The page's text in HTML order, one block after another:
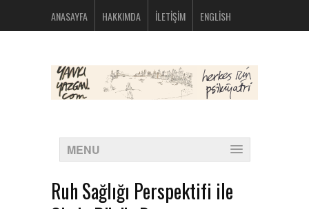
kors
ANASAYFA HAKKIMDA İLETIŞIM ENGLISH
MENU
Ruh Sağlığı Perspektifi ile